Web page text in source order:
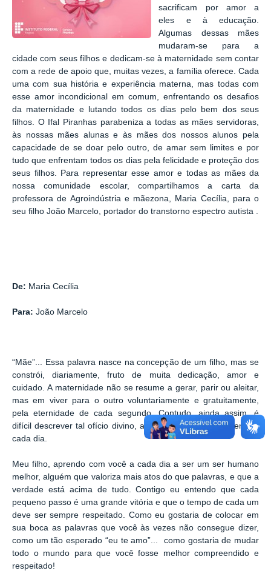
sacrificam por amor a
eles e à educação.
Algumas dessas mães
mudaram-se para a
cidade com seus filhos e dedicam-se à maternidade sem contar
com a rede de apoio que, muitas vezes, a família oferece. Cada
uma com sua história e experiência materna, mas todas com
esse amor incondicional em comum, enfrentando os desafios
da maternidade e lutando todos os dias pelo bem dos seus
filhos. O Ifal Piranhas parabeniza a todas as mães servidoras,
às nossas mães alunas e às mães dos nossos alunos pela
capacidade de se doar pelo outro, de amar sem limites e por
tudo que enfrentam todos os dias pela felicidade e proteção dos
seus filhos. Para representar esse amor e todas as mães da
nossa comunidade escolar, compartilhamos a carta da
professora de Agroindústria e mãezona, Maria Cecília, para o
seu filho João Marcelo, portador do transtorno espectro autista
De: Maria Cecília
Para: João Marcelo
“Mãe”... Essa palavra nasce na concepção de um filho, mas se
constrói, diariamente, fruto de muita dedicação, amor e
cuidado. A maternidade não se resume a gerar, parir ou aleitar,
mas em viver para o outro voluntariamente e gratuitamente,
pela eternidade de cada segundo. Contudo, ainda assim, é
difícil descrever tal ofício divino, apenas vivê-lo intensamente a
cada dia.
Meu filho, aprendo com você a cada dia a ser um ser humano
melhor, alguém que valoriza mais atos do que palavras, e que a
verdade está acima de tudo. Contigo eu entendo que cada
pequeno passo é uma grande vitória e que o tempo de cada um
deve ser sempre respeitado. Como eu gostaria de colocar em
sua boca as palavras que você às vezes não consegue dizer,
como um tão esperado “eu te amo”... como gostaria de mudar
todo o mundo para que você fosse melhor compreendido e
respeitado!